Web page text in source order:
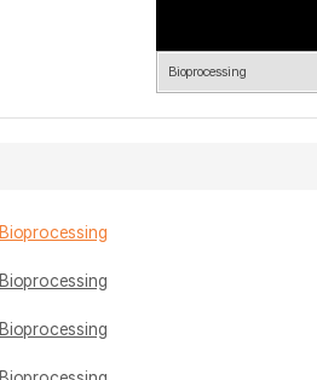
Bioprocessing
Bioprocessing
Bioprocessing
Bioprocessing